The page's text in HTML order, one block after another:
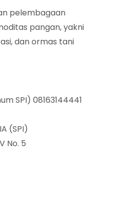
pelembagaan
pangan, yakni
dan ormas tani
SPI) 08163144441
(SPI)
No. 5